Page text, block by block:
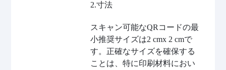
2.寸法
スキャン可能なQRコードの最
小推奨サイズは2 cmx 2 cmで
す。正確なサイズを確保する
ことは、特に印刷材料におい